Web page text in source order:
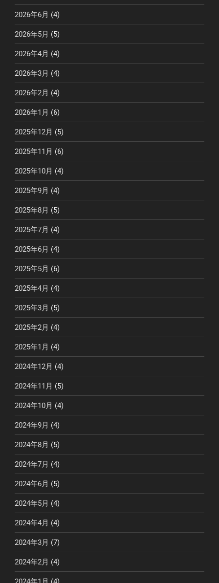
2026年6月 (4)
2026年5月 (5)
2026年4月 (4)
2026年3月 (4)
2026年2月 (4)
2026年1月 (6)
2025年12月 (5)
2025年11月 (6)
2025年10月 (4)
2025年9月 (4)
2025年8月 (5)
2025年7月 (4)
2025年6月 (4)
2025年5月 (6)
2025年4月 (4)
2025年3月 (5)
2025年2月 (4)
2025年1月 (4)
2024年12月 (4)
2024年11月 (5)
2024年10月 (4)
2024年9月 (4)
2024年8月 (5)
2024年7月 (4)
2024年6月 (5)
2024年5月 (4)
2024年4月 (4)
2024年3月 (7)
2024年2月 (4)